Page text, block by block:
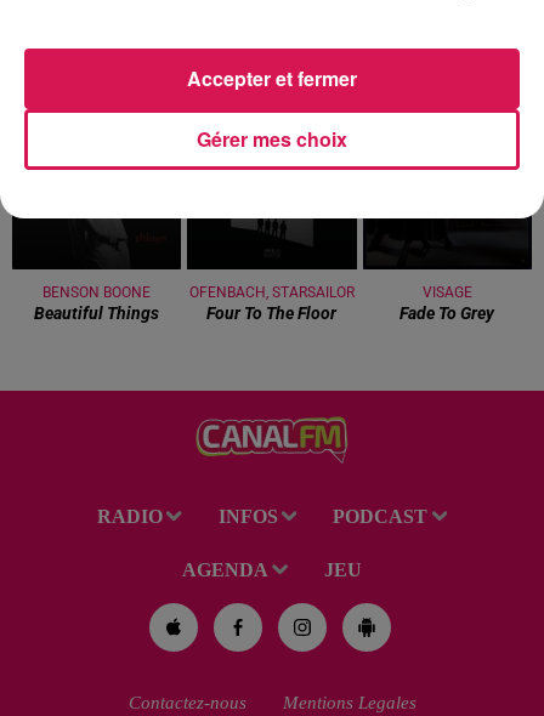
BENSON BOONE
Beautiful Things
7h11
7h11
OFENBACH, STARSAILOR
Four To The Floor
VISAGE
Fade To Grey
RADIO INFOS PODCAST
AGENDA JEU
Contactez-nous Mentions Legales
Gérer mes choix
Accepter et fermer